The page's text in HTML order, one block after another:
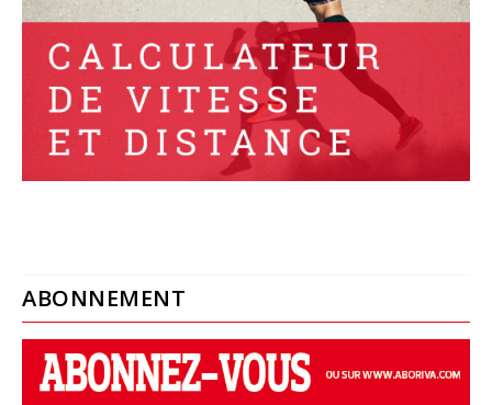
ABONNEMENT